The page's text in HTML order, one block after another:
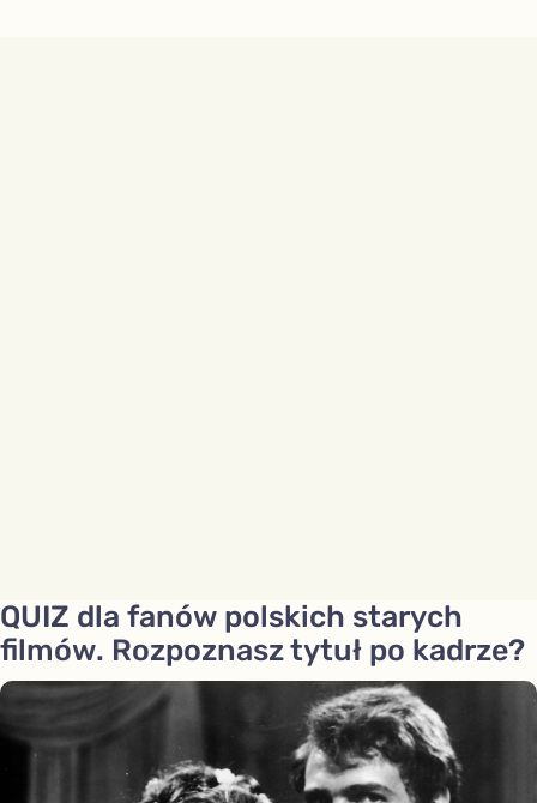
QUIZ dla fanów polskich starych
filmów. Rozpoznasz tytuł po kadrze?